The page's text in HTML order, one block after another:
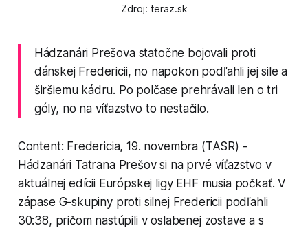
Zdroj: teraz.sk
Hádzanári Prešova statočne bojovali proti
dánskej Fredericii, no napokon podľahli jej sile a
širšiemu kádru. Po polčase prehrávali len o tri
góly, no na víťazstvo to nestačilo.
Content: Fredericia, 19. novembra (TASR) -
Hádzanári Tatrana Prešov si na prvé víťazstvo v
aktuálnej edícii Európskej ligy EHF musia počkať. V
zápase G-skupiny proti silnej Fredericii podľahli
30:38, pričom nastúpili v oslabenej zostave a s